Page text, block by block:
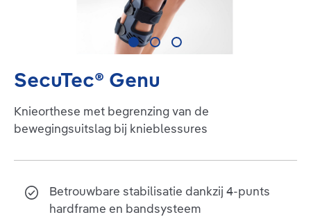
SecuTec® Genu
Knieorthese met begrenzing van de
bewegingsuitslag bij knieblessures
Betrouwbare stabilisatie dankzij 4-punts
hardframe en bandsysteem